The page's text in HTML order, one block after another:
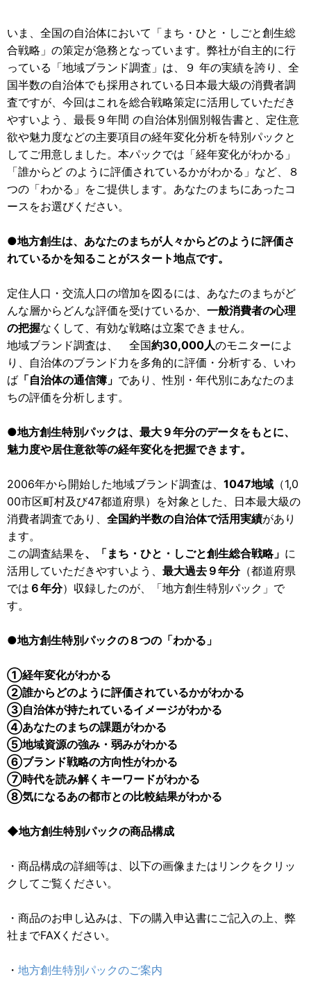
いま、全国の自治体において「まち・ひと・しごと創生総
合戦略」の策定が急務となっています。弊社が自主的に行
っている「地域ブランド調査」は、９ 年の実績を誇り、全
国半数の自治体でも採用されている日本最大級の消費者調
査ですが、今回はこれを総合戦略策定に活用していただき
やすいよう、最長９年間 の自治体別個別報告書と、定住意
欲や魅力度などの主要項目の経年変化分析を特別パックと
してご用意しました。本パックでは「経年変化がわかる」
「誰からど のように評価されているかがわかる」など、８
つの「わかる」をご提供します。あなたのまちにあったコ
ースをお選びください。
●地方創生は、あなたのまちが人々からどのように評価さ
れているかを知ることがスタート地点です。
定住人口・交流人口の増加を図るには、あなたのまちがど
んな層からどんな評価を受けているか、 一般消費者の心理
の把握なくして、有効な戦略は立案できません。
地域ブランド調査は、 全国約30,000人のモニターによ
り、自治体のブランド力を多角的に評価・分析する、いわ
ば 「自治体の通信簿」 であり、性別・年代別にあなたのま
ちの評価を分析します。
●地方創生特別パックは、最大９年分のデータをもとに、
魅力度や居住意欲等の経年変化を把握できます。
2006年から開始した地域ブランド調査は、 1047地域 （1,0
00市区町村及び47都道府県）を対象とした、日本最大級の
消費者調査であり、 全国約半数の自治体で活用実績があり
ます。
この調査結果を、「まち・ひと・しごと創生総合戦略」 に
活用していただきやすいよう、 最大過去９年分（都道府県
では ６年分）収録したのが、「地方創生特別パック」で
す。
●地方創生特別パックの８つの「わかる」
①経年変化がわかる
②誰からどのように評価されているかがわかる
③自治体が持たれているイメージがわかる
④あなたのまちの課題がわかる
⑤地域資源の強み・弱みがわかる
⑥ブランド戦略の方向性がわかる
⑦時代を読み解くキーワードがわかる
⑧気になるあの都市との比較結果がわかる
◆地方創生特別パックの商品構成
・商品構成の詳細等は、以下の画像またはリンクをクリッ
クしてご覧ください。
・商品のお申し込みは、下の購入申込書にご記入の上、弊
社までFAXください。
・ 地方創生特別パックのご案内